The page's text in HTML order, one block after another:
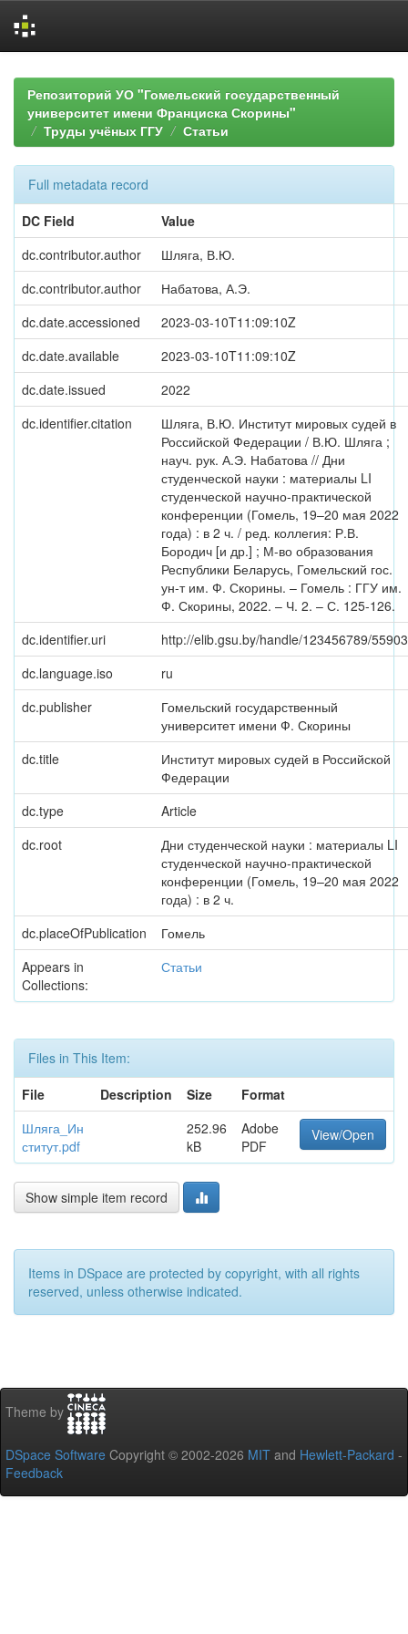
navigationРепозиторий УО "Гомельский государственный
университет имени Франциска Скорины"
Труды учёных ГГУ
Статьи
Full metadata record
DC Field
Value
dc.contributor.author
Шляга, В.Ю.
dc.contributor.author
Набатова, А.Э.
dc.date.accessioned
2023-03-10T11:09:10Z
dc.date.available
2023-03-10T11:09:10Z
dc.date.issued
2022
dc.identifier.citation
Шляга, В.Ю. Институт мировых судей в
Российской Федерации / В.Ю. Шляга ;
науч. рук. А.Э. Набатова // Дни
студенческой науки : материалы LI
студенческой научно-практической
конференции (Гомель, 19–20 мая 2022
года) : в 2 ч. / ред. коллегия: Р.В.
Бородич [и др.] ; М-во образования
Республики Беларусь, Гомельский гос.
ун-т им. Ф. Скорины. – Гомель : ГГУ им.
Ф. Скорины, 2022. – Ч. 2. – С. 125-126.
dc.identifier.uri
http://elib.gsu.by/handle/123456789/55903
dc.language.iso
ru
dc.publisher
Гомельский государственный
университет имени Ф. Скорины
dc.title
Институт мировых судей в Российской
Федерации
dc.type
Article
dc.root
Дни студенческой науки : материалы LI
студенческой научно-практической
конференции (Гомель, 19–20 мая 2022
года) : в 2 ч.
dc.placeOfPublication
Гомель
Appears in
Collections:
Статьи
Files in This Item:
File
Description Size
Format
Шляга_Ин
ститут.pdf
252.96
kB
Adobe
PDF
View/Open
Show simple item record
Items in DSpace are protected by copyright, with all rights
reserved, unless otherwise indicated.
Theme by
DSpace Software Copyright © 2002-2026 MIT and Hewlett-Packard -
Feedback